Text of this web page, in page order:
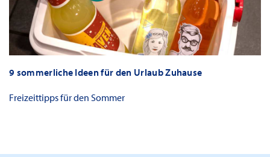
9 sommerliche Ideen für den Urlaub Zuhause
Freizeittipps für den Sommer